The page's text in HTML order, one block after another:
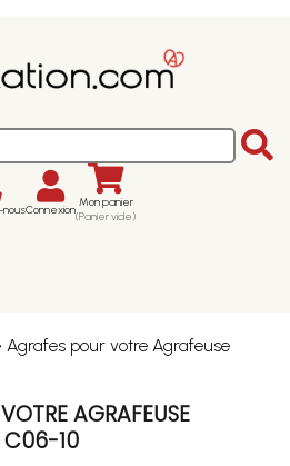
Connexion Mon panier
(Panier vide)
Agrafes pour votre Agrafeuse
AGRAFEUSE
C06-10